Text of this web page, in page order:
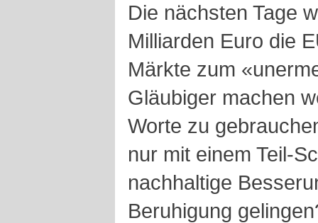
Die nächsten Tage
Milliarden Euro die
Märkte zum
Gläubiger machen
Worte zu
nur mit einem Teil-
nachhaltige
Beruhigung